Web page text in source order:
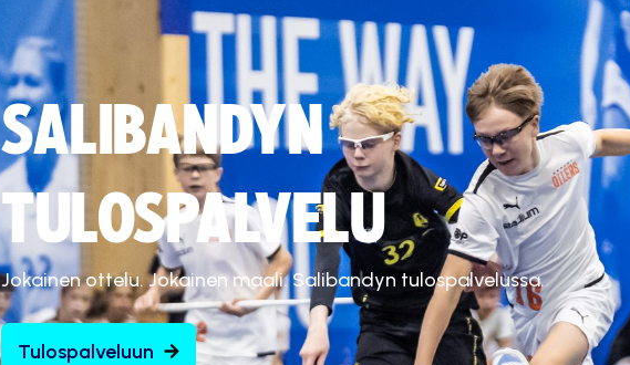
SALIBANDYN
TULOSPALVELU
Jokainen ottelu. Jokainen maali. Salibandyn tulospalvelussa.
Tulospalveluun